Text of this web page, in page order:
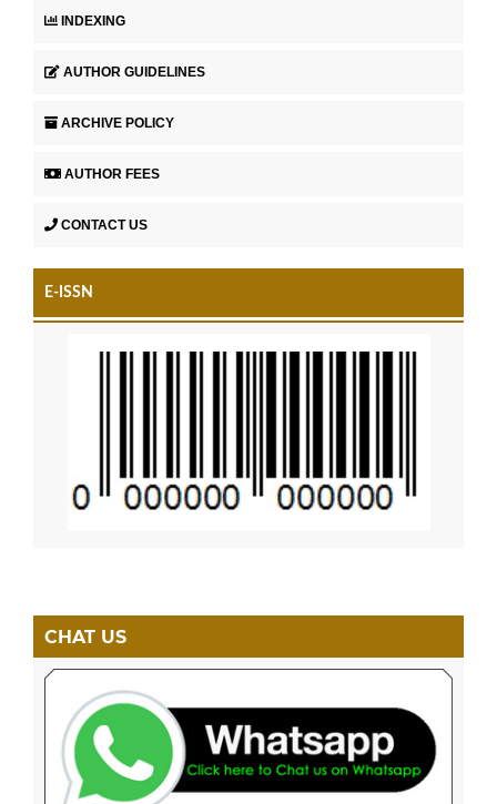
INDEXING
AUTHOR GUIDELINES
ARCHIVE POLICY
AUTHOR FEES
CONTACT US
E-ISSN
CHAT US